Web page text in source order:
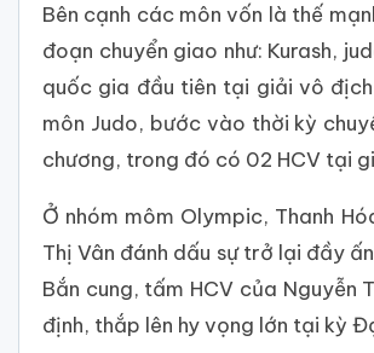
Bên cạnh các môn vốn là thế
đoạn chuyển giao như: Kurash,
quốc gia đầu tiên tại giải vô
môn Judo, bước vào thời kỳ
chương, trong đó có 02 HCV tại
Ở nhóm môm Olympic, Thanh
Thị Vân đánh dấu sự trở lại đầy
Bắn cung, tấm HCV của
định, thắp lên hy vọng lớn tại kỳ